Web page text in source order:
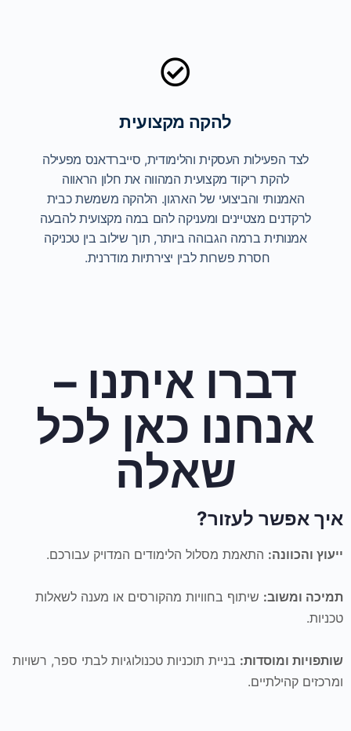
להקה מקצועית
לצד הפעילות העסקית והלימודית, סייברדאנס מפעילה
להקת ריקוד מקצועית המהווה את חלון הראווה
האמנותי והביצועי של הארגון. הלהקה משמשת כבית
לרקדנים מצטיינים ומעניקה להם במה מקצועית להבעה
אמנותית ברמה הגבוהה ביותר, תוך שילוב בין טכניקה
חסרת פשרות לבין יצירתיות מודרנית.
דברו איתנו –
אנחנו כאן לכל
שאלה
איך אפשר לעזור?
ייעוץ והכוונה: התאמת מסלול הלימודים המדויק עבורכם.
תמיכה ומשוב: שיתוף בחוויות מהקורסים או מענה לשאלות
טכניות.
שותפויות ומוסדות: בניית תוכניות טכנולוגיות לבתי ספר, רשויות
ומרכזים קהילתיים.